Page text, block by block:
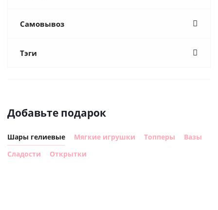
Самовывоз
Тэги
Добавьте подарок
Шары гелиевые Мягкие игрушки Топперы
Вазы
Сладости
Открытки